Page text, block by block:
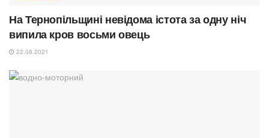
На Тернопільщині невідома істота за одну ніч
випила кров восьми овець
22.08.2021